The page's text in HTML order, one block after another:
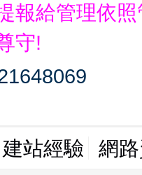
報給管理依
守!
建站經驗 網